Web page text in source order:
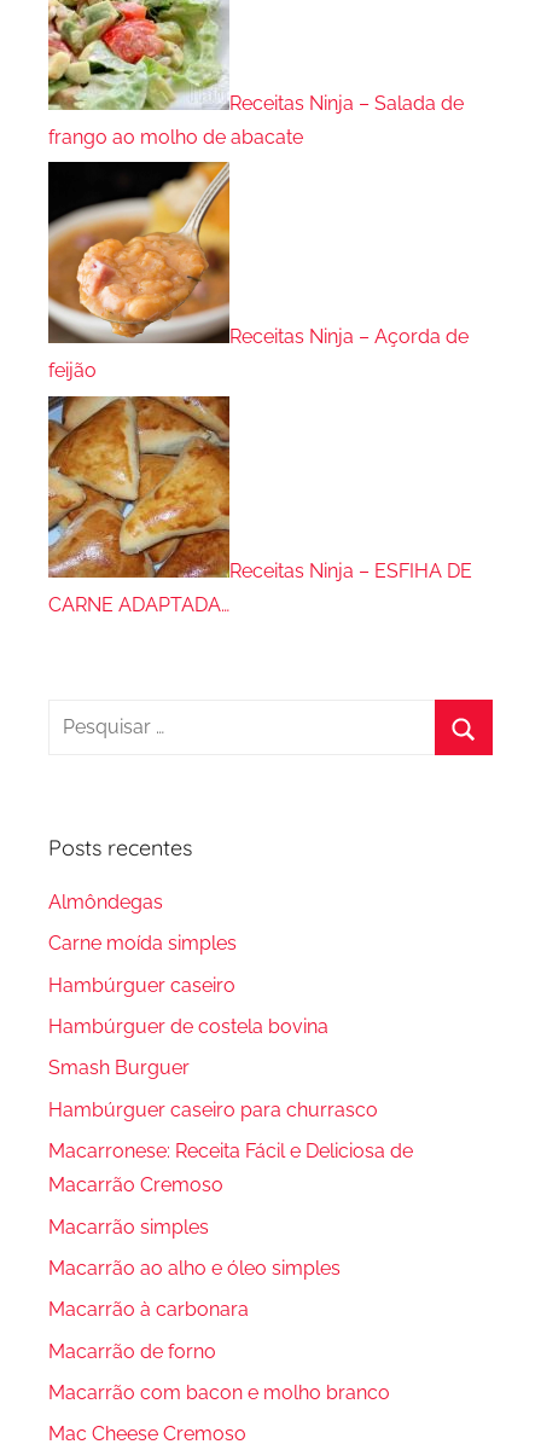
Receitas Ninja – Salada de
frango ao molho de abacate
Receitas Ninja – Açorda de
feijão
Receitas Ninja – ESFIHA DE
CARNE ADAPTADA…
Pesquisar
Posts recentes
Almôndegas
Carne moída simples
Hambúrguer caseiro
Hambúrguer de costela bovina
Smash Burguer
Hambúrguer caseiro para churrasco
Macarronese: Receita Fácil e Deliciosa de
Macarrão Cremoso
Macarrão simples
Macarrão ao alho e óleo simples
Macarrão à carbonara
Macarrão de forno
Macarrão com bacon e molho branco
Mac Cheese Cremoso